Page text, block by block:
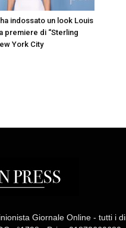
ha indossato un look Louis
premiere di “Sterling
York City
Giornale Online - tutti i